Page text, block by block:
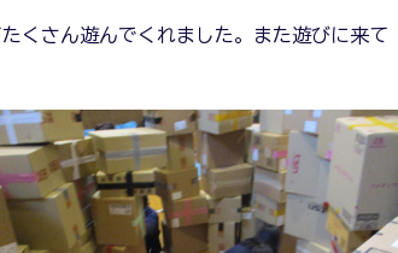
くさん遊んでくれました。また遊びに来て